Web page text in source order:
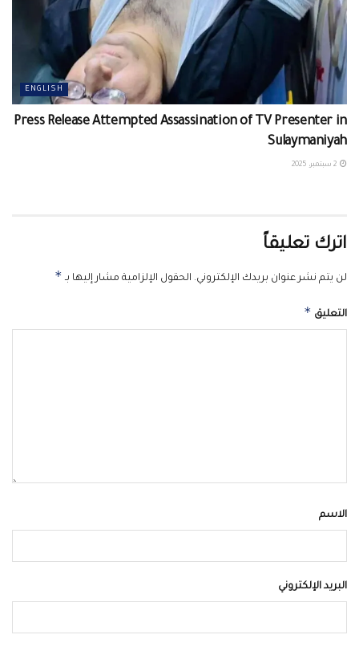
ENGLISH
Press Release Attempted Assassination of TV Presenter in
Sulaymaniyah
اترك تعليقاً
لن يتم نشر عنوان بريدك الإلكتروني. الحقول الإلزامية مشار إليها بـ *
التعليق *
الاسم
البريد الإلكتروني